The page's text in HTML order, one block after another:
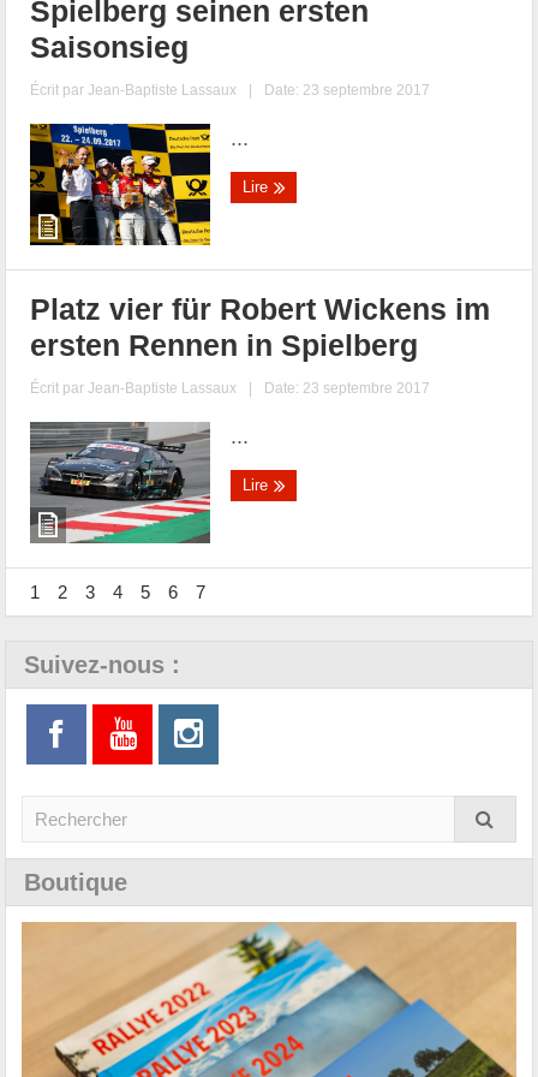
Spielberg seinen ersten
Saisonsieg
Écrit parJean-Baptiste Lassaux | Date: 23 septembre 2017
...
Lire
Platz vier für Robert Wickens im
ersten Rennen in Spielberg
Écrit parJean-Baptiste Lassaux | Date: 23 septembre 2017
...
Lire
1 2 3 4 5 6 7
Suivez-nous :
Boutique